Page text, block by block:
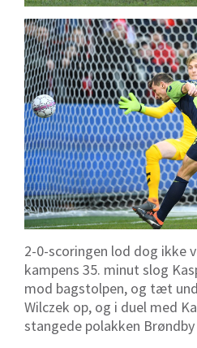
2-0-scoringen lod dog ikke
kampens 35. minut slog
mod bagstolpen, og tæt
Wilczek op, og i duel med
stangede polakken Brøndby